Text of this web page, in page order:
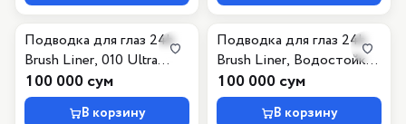
Подводка для глаз 24h
Brush Liner, 010 Ultra
Black
100 000 сум
В корзину
Подводка для глаз 24h
Brush Liner, Водостойкая
010 Ultra Black
Waterproof
100 000 сум
В корзину